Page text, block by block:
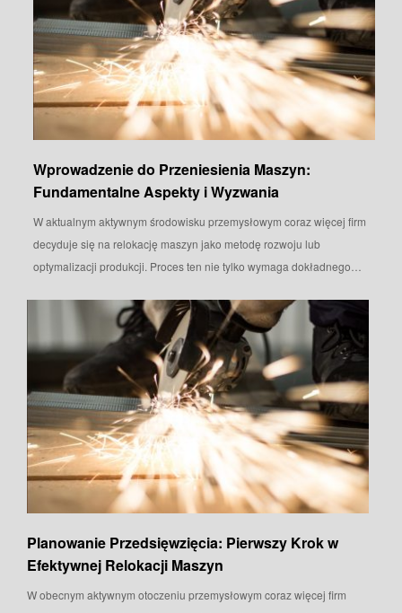
Wprowadzenie do Przeniesienia Maszyn:
Fundamentalne Aspekty i Wyzwania
W aktualnym aktywnym środowisku przemysłowym coraz więcej firm
decyduje się na relokację maszyn jako metodę rozwoju lub
optymalizacji produkcji. Proces ten nie tylko wymaga dokładnego…
Planowanie Przedsięwzięcia: Pierwszy Krok w
Efektywnej Relokacji Maszyn
W obecnym aktywnym otoczeniu przemysłowym coraz więcej firm